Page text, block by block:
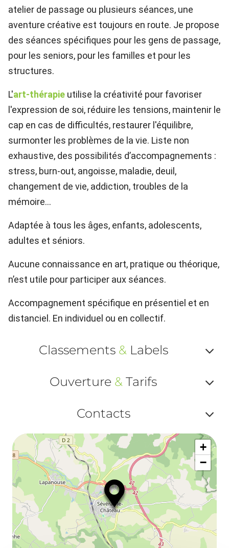
atelier de passage ou plusieurs séances, une
aventure créative est toujours en route. Je propose
des séances spécifiques pour les gens de passage,
pour les seniors, pour les familles et pour les
structures.
L'art-thérapie utilise la créativité pour favoriser
l'expression de soi, réduire les tensions, maintenir le
cap en cas de difficultés, restaurer l'équilibre,
surmonter les problèmes de la vie. Liste non
exhaustive, des possibilités d’accompagnements :
stress, burn-out, angoisse, maladie, deuil,
changement de vie, addiction, troubles de la
mémoire…
Adaptée à tous les âges, enfants, adolescents,
adultes et séniors.
Aucune connaissance en art, pratique ou théorique,
n’est utile pour participer aux séances.
Accompagnement spécifique en présentiel et en
distanciel. En individuel ou en collectif.
Classements &Labels
ou
Ouverture & Tarifs
ou
et
Contacts
ou
+
−